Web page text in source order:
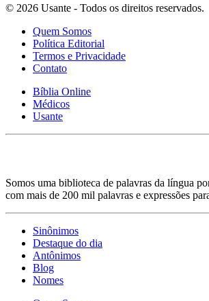
© 2026 Usante - Todos os direitos reservados.
Quem Somos
Política Editorial
Termos e Privacidade
Contato
Bíblia Online
Médicos
Usante
Somos uma biblioteca de palavras da língua
com mais de 200 mil palavras e expressões
Sinônimos
Destaque do dia
Antônimos
Blog
Nomes